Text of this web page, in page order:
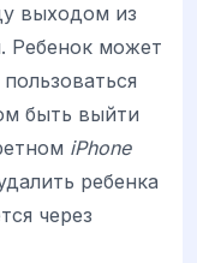
выходом из
Ребенок может
быть выйти
iPhone
ребенка
через